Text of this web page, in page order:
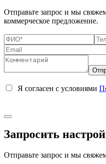
Отправьте запрос и мы
коммерческое предложение.
Я согласен с условиями
Запросить
Отправьте запрос и мы